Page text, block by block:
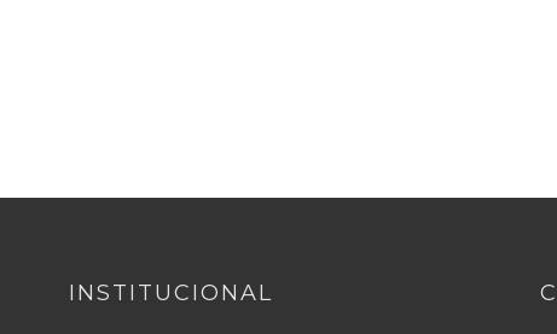
INSTITUCIONAL